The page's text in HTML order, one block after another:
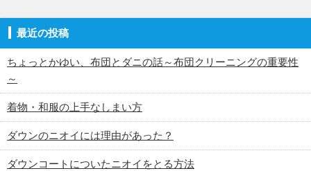
最近の投稿
ちょっとかゆい、布団とダニの話～布団クリーニングの重要性
～
着物・和服の上手なしまい方
ダウンのニオイには理由があった？
ダウンコートについたニオイをとる方法